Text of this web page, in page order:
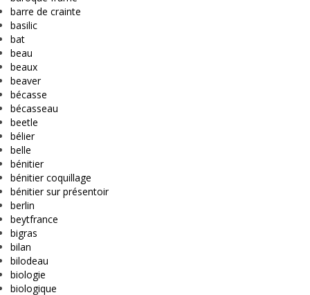
barre de crainte
basilic
bat
beau
beaux
beaver
bécasse
bécasseau
beetle
bélier
belle
bénitier
bénitier coquillage
bénitier sur présentoir
berlin
beytfrance
bigras
bilan
bilodeau
biologie
biologique